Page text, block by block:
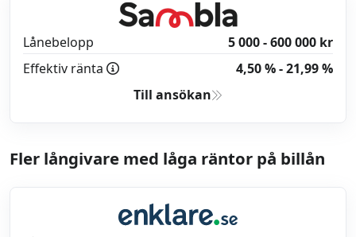
Lånebelopp
5 000 - 600 000 kr
Effektiv ränta
4,50 % - 21,99 %
Till ansökan
Fler långivare med låga räntor på billån